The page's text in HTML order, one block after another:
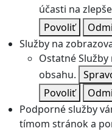
účasti na
Povoliť
Služby na
Ostatné
obsahu.
Povoliť
Podporné služby
tímom stránok a